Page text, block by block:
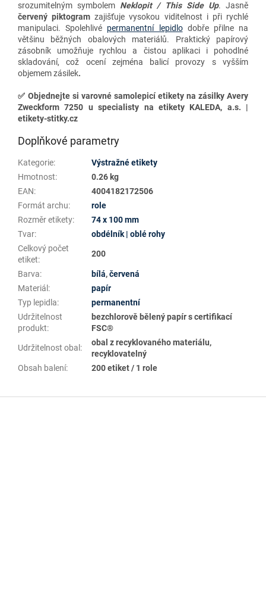
srozumitelným symbolem Neklopit / This Side Up. Jasně
červený piktogram zajišťuje vysokou viditelnost i při rychlé
manipulaci. Spolehlivé permanentní lepidlodobře přilne na
většinu běžných obalových materiálů. Praktický papírový
zásobník umožňuje rychlou a čistou aplikaci i pohodlné
skladování, což ocení zejména balicí provozy s vyšším
objemem zásilek.
✅ Objednejte si varovné samolepicí etikety na zásilky Avery
Zweckform 7250 u specialisty na etikety KALEDA, a.s. |
etikety-stitky.cz
Doplňkové parametry
Kategorie:
Výstražné etikety
Hmotnost:
0.26 kg
EAN:
4004182172506
Formát archu:
role
Rozměr etikety:
74 x 100 mm
Tvar:
obdélník | oblé rohy
Celkový počet
etiket:
200
Barva: bílá,červená
Materiál :
papír
Typ lepidla:
permanentní
Udržitelnost
produkt:
bezchlorově bělený papír s certifikací
FSC®
Udržitelnost obal :
obal z recyklovaného materiálu,
recyklovatelný
Obsah balení: 200 etiket / 1 role